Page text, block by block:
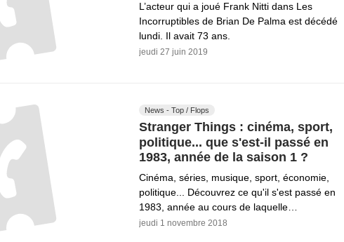
L’acteur qui a joué Frank Nitti dans Les
Incorruptibles de Brian De Palma est décédé
lundi. Il avait 73 ans.
jeudi 27 juin 2019
News - Top / Flops
Stranger Things : cinéma, sport,
politique... que s'est-il passé en
1983, année de la saison 1 ?
Cinéma, séries, musique, sport, économie,
politique... Découvrez ce qu'il s'est passé en
1983, année au cours de laquelle…
jeudi 1 novembre 2018